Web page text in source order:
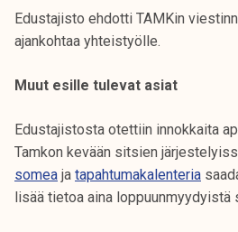
Edustajisto ehdotti TAMKin
ajankohtaa yhteistyölle.
Muut esille tulevat asiat
Edustajistosta otettiin innokkaita
Tamkon kevään sitsien
somea ja tapahtumakalenteria
lisää tietoa aina